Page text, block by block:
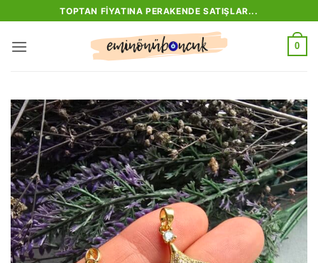
atla
TOPTAN FIYATINA PERAKENDE SATIŞLAR...
0